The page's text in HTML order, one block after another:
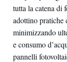
tutta la catena di
adottino pratiche
minimizzando
e consumo
pannelli